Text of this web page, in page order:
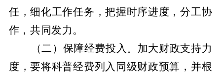
任，细化工作任务，把握时序进度，分工协
作，共同发力。
（二）保障经费投入。 加大财政支持力
度，要将科普经费列入同级财政预算，并根